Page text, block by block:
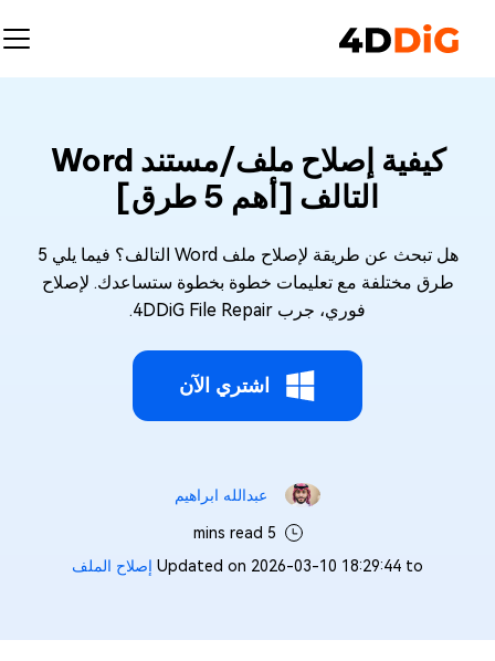
كيفية إصلاح ملف/مستند Word
التالف [أهم 5 طرق]
هل تبحث عن طريقة لإصلاح ملف Word التالف؟ فيما يلي 5
طرق مختلفة مع تعليمات خطوة بخطوة ستساعدك. لإصلاح
فوري، جرب 4DDiG File Repair.
اشتري الآن
عبدالله ابراهيم‎
5 mins read
Updated on 2026-03-10 18:29:44 to إصلاح الملف